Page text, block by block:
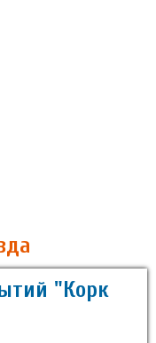
"Корк